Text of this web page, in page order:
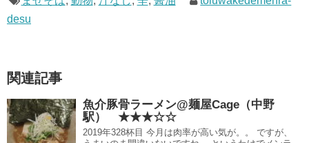
desu
関連記事
魚介豚骨ラーメン@麺屋Cage（中野
駅） ★★★☆☆
2019年328杯目 今月は肉率が高い気が。。 ですが、